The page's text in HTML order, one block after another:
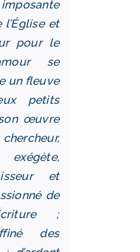
l’Église et
pour le
se
un fleuve
petits
œuvre
et
de
;
des